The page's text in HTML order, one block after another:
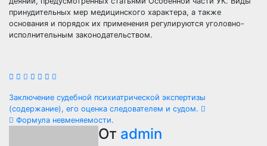
принудительных мер медицинского характера, а также
основания и порядок их применения регулируются уголовно-
исполнительным законодательством.
Навигация
по
Заключение судебной психиатрической экспертизы
(содержание), его оценка следователем и судом.
Формула невменяемости.
От admin